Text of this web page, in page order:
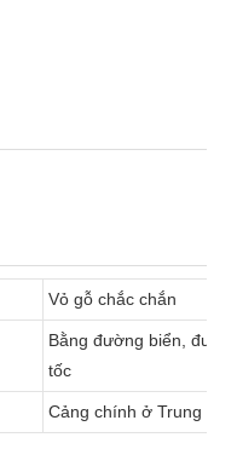
Vỏ gỗ chắc chắn
Bằng đường biển,
tốc
Cảng chính ở Trung